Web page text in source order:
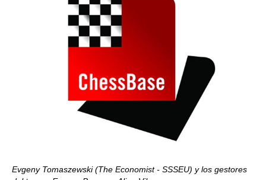
Evgeny Tomaszewski (The Economist - SSSEU) y los gestores